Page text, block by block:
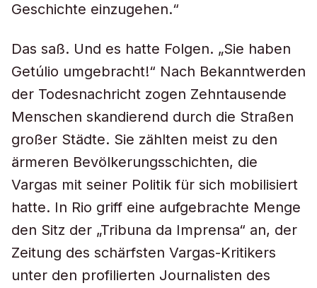
Geschichte einzugehen.“
Das saß. Und es hatte Folgen. „Sie haben
Getúlio umgebracht!“ Nach Bekanntwerden
der Todesnachricht zogen Zehntausende
Menschen skandierend durch die Straßen
großer Städte. Sie zählten meist zu den
ärmeren Bevölkerungsschichten, die
Vargas mit seiner Politik für sich mobilisiert
hatte. In Rio griff eine aufgebrachte Menge
den Sitz der „Tribuna da Imprensa“ an, der
Zeitung des schärfsten Vargas-Kritikers
unter den profilierten Journalisten des